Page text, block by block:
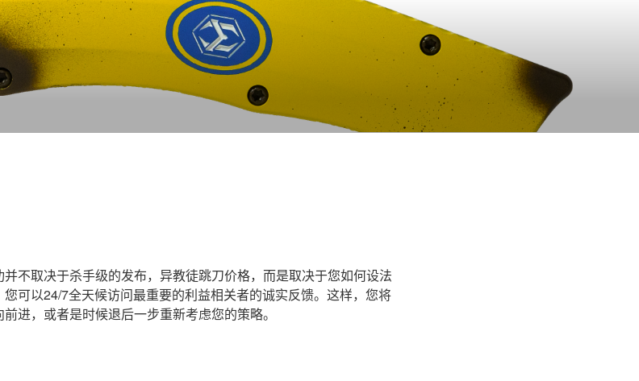
不取决于杀手级的发布，异教徒跳刀价格，而是取决于您如何设法
可以24/7全天候访问最重要的利益相关者的诚实反馈。这样，您将
进，或者是时候退后一步重新考虑您的策略。